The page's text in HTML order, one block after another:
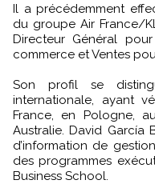
Il a précédemment
du groupe Air France/
Directeur Général
commerce et Ventes
Son profil se
internationale, ayant
France, en Pologne,
Australie. David García
d’information de
des programmes
Business School.